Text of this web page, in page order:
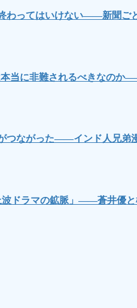
わってはいけない――新聞ご
当に非難されるべきなのか
つながった――インド人兄弟
波ドラマの鉱脈」――蒼井優